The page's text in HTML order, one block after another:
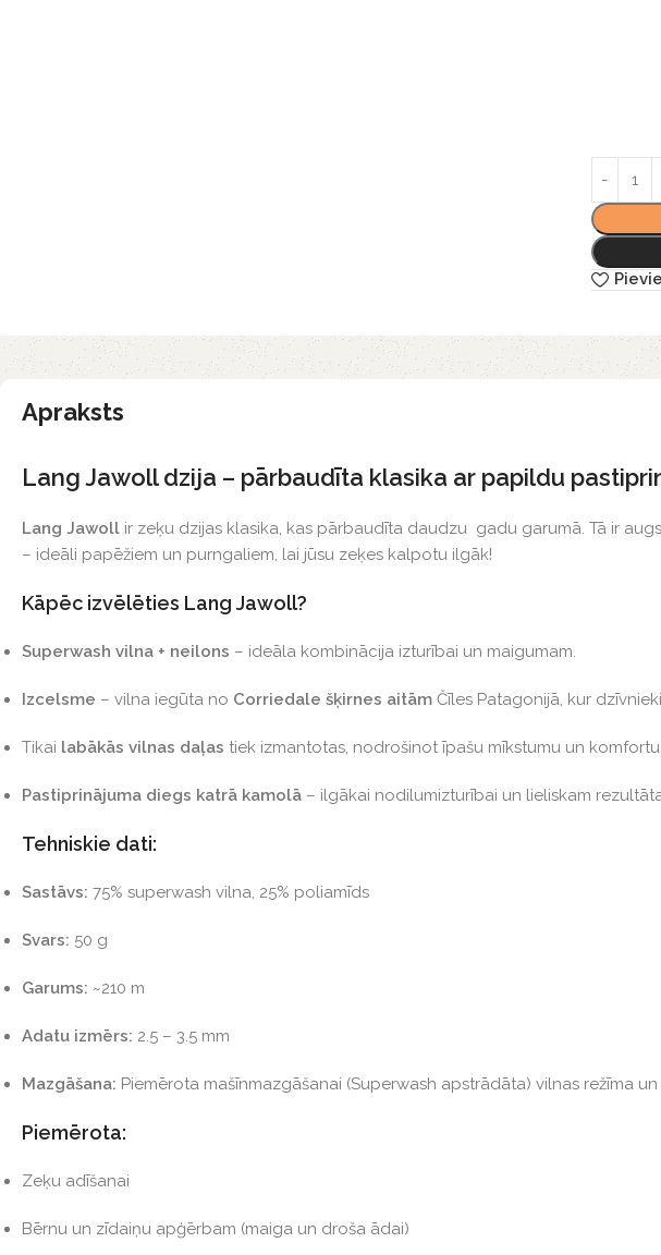
Apraksts
Lang Jawoll dzija – pārbaudīta klasika ar papildu
Lang Jawoll ir zeķu dzijas klasika, kas pārbaudīta daudzu gadu garumā. Tā ir
– ideāli papēžiem un purngaliem, lai jūsu zeķes kalpotu ilgāk!
Kāpēc izvēlēties Lang Jawoll?
Superwash vilna + neilons – ideāla kombinācija izturībai un maigumam.
Izcelsme – vilna iegūta no Corriedale šķirnes aitām Čīles Patagonijā, kur
Tikai labākās vilnas daļas tiek izmantotas, nodrošinot īpašu mīkstumu un
Pastiprinājuma diegs katrā kamolā – ilgākai nodilumizturībai un lieliskam
Tehniskie dati:
Sastāvs: 75% superwash vilna, 25% poliamīds
Svars: 50 g
Garums: ~210 m
Adatu izmērs: 2.5 – 3.5 mm
Mazgāšana: Piemērota mašīnmazgāšanai (Superwash apstrādāta) vilnas režīma
Piemērota:
Zeķu adīšanai
Bērnu un zīdaiņu apģērbam (maiga un droša ādai)